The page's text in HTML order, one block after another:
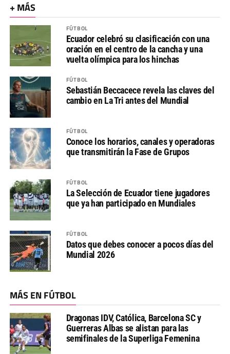
+ MÁS
FÚTBOL
Ecuador celebró su clasificación con una
oración en el centro de la cancha y una
vuelta olímpica para los hinchas
FÚTBOL
Sebastián Beccacece revela las claves del
cambio en La Tri antes del Mundial
FÚTBOL
Conoce los horarios, canales y operadoras
que transmitirán la Fase de Grupos
FÚTBOL
La Selección de Ecuador tiene jugadores
que ya han participado en Mundiales
FÚTBOL
Datos que debes conocer a pocos días del
Mundial 2026
MÁS EN FÚTBOL
Dragonas IDV, Católica, Barcelona SC y
Guerreras Albas se alistan para las
semifinales de la Superliga Femenina